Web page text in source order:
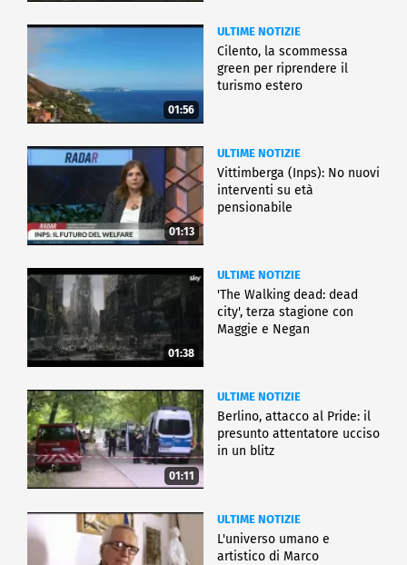
01:56
ULTIME NOTIZIE
Cilento, la scommessa
green per riprendere il
turismo estero
01:13
ULTIME NOTIZIE
Vittimberga (Inps): No nuovi
interventi su età
pensionabile
01:38
ULTIME NOTIZIE
'The Walking dead: dead
city', terza stagione con
Maggie e Negan
01:11
ULTIME NOTIZIE
Berlino, attacco al Pride: il
presunto attentatore ucciso
in un blitz
ULTIME NOTIZIE
L'universo umano e
artistico di Marco